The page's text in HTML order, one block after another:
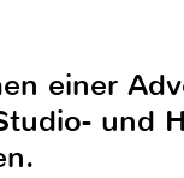
einer
und